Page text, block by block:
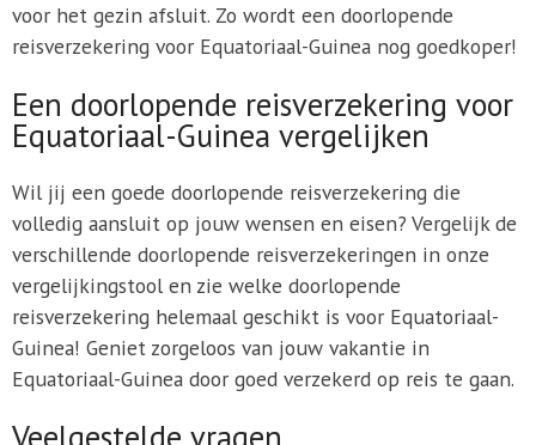
voor het gezin afsluit. Zo wordt een doorlopende
reisverzekering voor Equatoriaal-Guinea nog goedkoper!
Een doorlopende reisverzekering voor
Equatoriaal-Guinea vergelijken
Wil jij een goede doorlopende reisverzekering die
volledig aansluit op jouw wensen en eisen? Vergelijk de
verschillende doorlopende reisverzekeringen in onze
vergelijkingstool en zie welke doorlopende
reisverzekering helemaal geschikt is voor Equatoriaal-
Guinea! Geniet zorgeloos van jouw vakantie in
Equatoriaal-Guinea door goed verzekerd op reis te gaan.
Veelgestelde vragen